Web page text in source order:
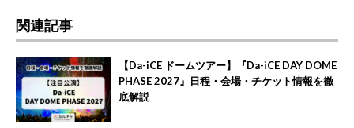
関連記事
【Da-iCE ドームツアー】『Da-iCE DAY DOME
PHASE 2027』日程・会場・チケット情報を徹
底解説